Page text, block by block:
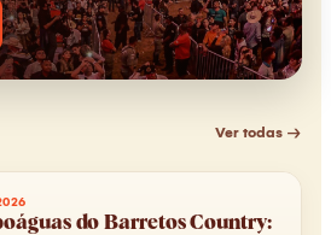
Ver todas →
do Barretos Country: